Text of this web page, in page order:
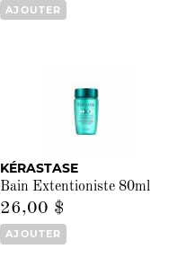
AJOUTER
KÉRASTASE
Bain Extentioniste 80ml
26,00 $
AJOUTER